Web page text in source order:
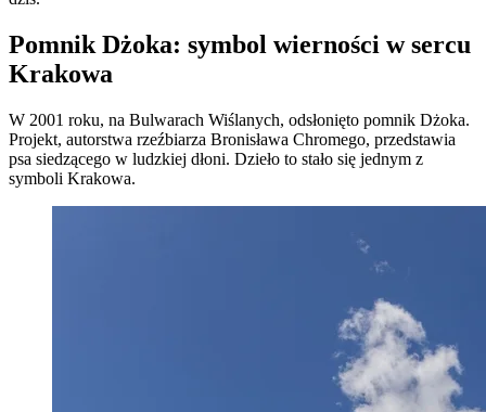
Pomnik Dżoka: symbol wierności w sercu
Krakowa
W 2001 roku, na Bulwarach Wiślanych, odsłonięto pomnik Dżoka.
Projekt, autorstwa rzeźbiarza Bronisława Chromego, przedstawia
psa siedzącego w ludzkiej dłoni. Dzieło to stało się jednym z
symboli Krakowa.